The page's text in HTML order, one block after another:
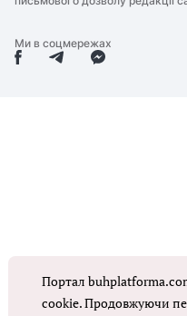
Ми в соцмережах
Портал
cookie. Продовжуючи